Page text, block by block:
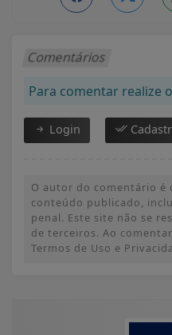
Comentários
Para comentar realize
Login
O autor do comentário é
conteúdo publicado,
penal. Este site não se
de terceiros. Ao
Termos de Uso e